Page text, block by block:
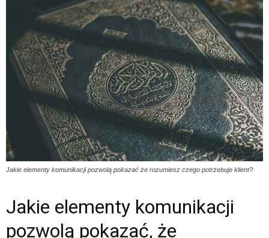
Jakie elementy komunikacji pozwolą pokazać że rozumiesz czego potrzebuje klient?
Jakie elementy komunikacji
pozwolą pokazać, że